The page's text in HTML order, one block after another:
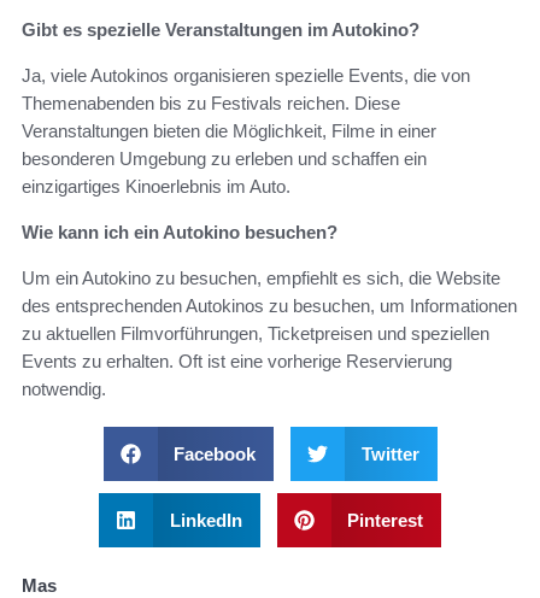
Gibt es spezielle Veranstaltungen im Autokino?
Ja, viele Autokinos organisieren spezielle Events, die von
Themenabenden bis zu Festivals reichen. Diese
Veranstaltungen bieten die Möglichkeit, Filme in einer
besonderen Umgebung zu erleben und schaffen ein
einzigartiges Kinoerlebnis im Auto.
Wie kann ich ein Autokino besuchen?
Um ein Autokino zu besuchen, empfiehlt es sich, die Website
des entsprechenden Autokinos zu besuchen, um Informationen
zu aktuellen Filmvorführungen, Ticketpreisen und speziellen
Events zu erhalten. Oft ist eine vorherige Reservierung
notwendig.
Facebook Twitter
LinkedIn Pinterest
Mas